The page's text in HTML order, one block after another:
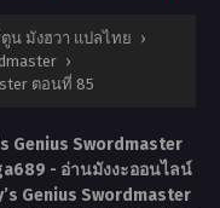
น มังฮวา แปลไทย ›
›
ตอนที่ 85
Genius Swordmaster
- อ่านมังงะออนไลน์
Genius Swordmaster